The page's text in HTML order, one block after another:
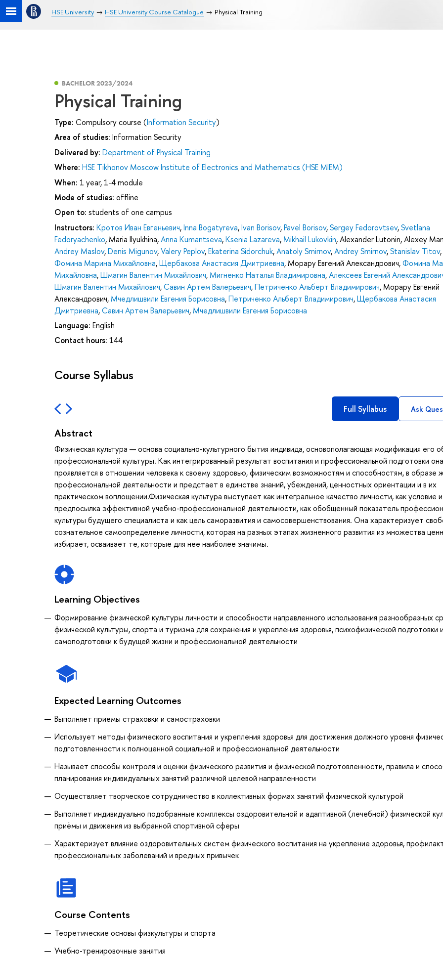
HSE University HSE University Course Catalogue Physical Training
BACHELOR 2023/2024
Physical Training
Type: Compulsory course (Information Security)
Area of studies: Information Security
Delivered by: Department of Physical Training
Where: HSE Tikhonov Moscow Institute of Electronics and Mathematics (HSE MIEM)
When: 1 year, 1-4 module
Mode of studies: offline
Open to: students of one campus
Instructors: Кротов Иван Евгеньевич,Inna Bogatyreva,Ivan Borisov,Pavel Borisov,Sergey Fedorovtsev,Svetlana
Fedoryachenko, Maria Ilyukhina,Anna Kumantseva,Ksenia Lazareva, Mikhail Lukovkin,Alexander Lutonin,Alexey
Andrey Maslov,Denis Migunov,Valery Peplov,Ekaterina Sidorchuk,Anatoly Smirnov,Andrey Smirnov,Stanislav Titov,
Фомина Марина Михайловна,Щербакова Анастасия Дмитриевна, Морару Евгений Александрович,Фомина
Михайловна,Шмагин Валентин Михайлович, Мигненко Наталья Владимировна,Алексеев Евгений
Шмагин Валентин Михайлович,Савин Артем Валерьевич,Петриченко Альберт Владимирович, Морару Евгений
Александрович, Мчедлишвили Евгения Борисовна,Петриченко Альберт Владимирович,Щербакова Анастасия
Дмитриевна,Савин Артем Валерьевич, Мчедлишвили Евгения Борисовна
Language: English
Contact hours: 144
Course Syllabus
Full Syllabus Ask
Abstract
Физическая культура — основа социально-культурного бытия индивида, основополагающая модификация его
профессиональной культуры. Как интегрированный результат воспитания и профессиональной подготовки она
проявляется в отношении человека к своему здоровью, физическим возможностям и способностям, в образе
профессиональной деятельности и предстает в единстве знаний, убеждений, ценностных ориентации и в их
практическом воплощении.Физическая культура выступает как интегральное качество личности, как условие и
предпосылка эффективной учебно-профессиональной деятельности, как обобщенный показатель
культуры будущего специалиста и как цель саморазвития и самосовершенствования. Она характеризует
сознательное самоопределение личности, которая на разных этапах жизненного развития из множества
избирает, осваивает те, которые для нее наиболее значимы.
Learning Objectives
Формирование физической культуры личности и способности направленного использования разнообразных
физической культуры, спорта и туризма для сохранения и укрепления здоровья, психофизической подготовки
самоподготовки к будущей жизни и профессиональной деятельности
Expected Learning Outcomes
Выполняет приемы страховки и самостраховки
Использует методы физического воспитания и укрепления здоровья для достижения должного уровня
подготовленности к полноценной социальной и профессиональной деятельности
Называет способы контроля и оценки физического развития и физической подготовленности, правила и
планирования индивидуальных занятий различной целевой направленности
Осуществляет творческое сотрудничество в коллективных формах занятий физической культурой
Выполняет индивидуально подобранные комплексы оздоровительной и адаптивной (лечебной) физической
приёмы и движения из выбранной спортивной сферы
Характеризует влияние оздоровительных систем физического воспитания на укрепление здоровья,
профессиональных заболеваний и вредных привычек
Course Contents
Теоретические основы физкультуры и спорта
Учебно-тренировочные занятия